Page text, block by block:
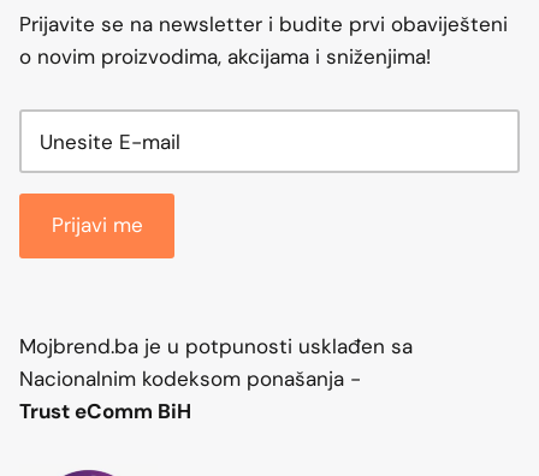
Prijavite se na newsletter i budite prvi obaviješteni
o novim proizvodima, akcijama i sniženjima!
Prijavi me
Mojbrend.ba je u potpunosti usklađen sa
Nacionalnim kodeksom ponašanja -
Trust eComm BiH